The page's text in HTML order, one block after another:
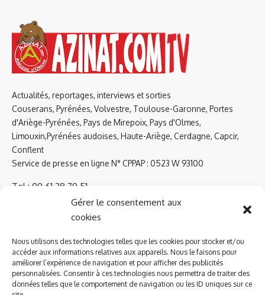
Gérer le consentement aux
cookies
Nous utilisons des technologies telles que les cookies pour stocker et/ou
accéder aux informations relatives aux appareils. Nous le faisons pour
améliorer l’expérience de navigation et pour afficher des publicités
personnalisées. Consentir à ces technologies nous permettra de traiter des
données telles que le comportement de navigation ou les ID uniques sur ce
Actualités, reportages, interviews et sorties
Couserans, Pyrénées, Volvestre, Toulouse-Garonne, Portes
d'Ariège-Pyrénées, Pays de Mirepoix, Pays d'Olmes,
Limouxin,Pyrénées audoises, Haute-Ariège, Cerdagne, Capcir,
Conflent
Service de presse en ligne N° CPPAP : 0523 W 93100
Tel : 09 61 38 79 51
A PROPOS DE NOUS
Qui sommes-nous ?
Newsletter
Nous contacter
INFORMATIONS LEGALES
Politique de cookies
Politique de confidentialité
Mentions légales